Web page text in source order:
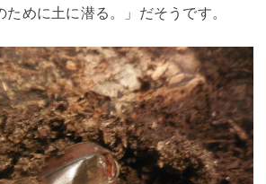
めに土に潜る。」だそうです。